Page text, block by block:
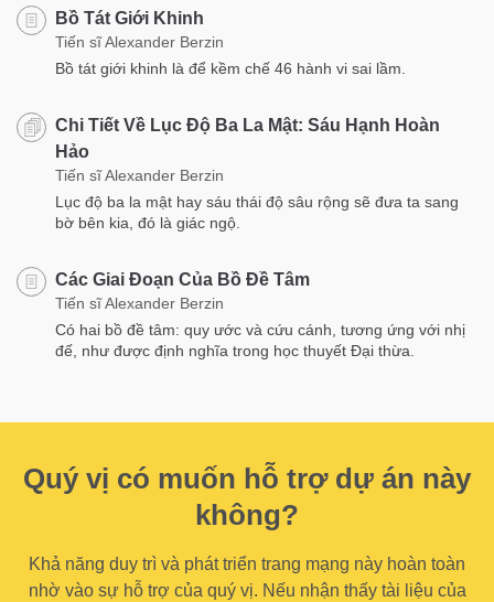
Bồ Tát Giới Khinh
Tiến sĩ Alexander Berzin
Bồ tát giới khinh là để kềm chế 46 hành vi sai lầm.
Chi Tiết Về Lục Độ Ba La Mật: Sáu Hạnh Hoàn
Hảo
Tiến sĩ Alexander Berzin
Lục độ ba la mật hay sáu thái độ sâu rộng sẽ đưa ta sang
bờ bên kia, đó là giác ngộ.
Các Giai Đoạn Của Bồ Đề Tâm
Tiến sĩ Alexander Berzin
Có hai bồ đề tâm: quy ước và cứu cánh, tương ứng với nhị
đế, như được định nghĩa trong học thuyết Đại thừa.
Quý vị có muốn hỗ trợ dự án này
không?
Khả năng duy trì và phát triển trang mạng này hoàn toàn
nhờ vào sự hỗ trợ của quý vị. Nếu nhận thấy tài liệu của